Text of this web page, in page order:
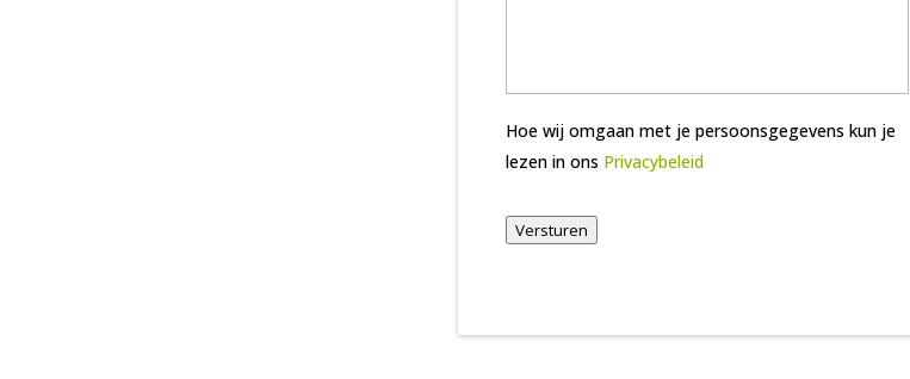
Hoe wij omgaan met je persoonsgegevens kun je
lezen in ons Privacybeleid
Versturen